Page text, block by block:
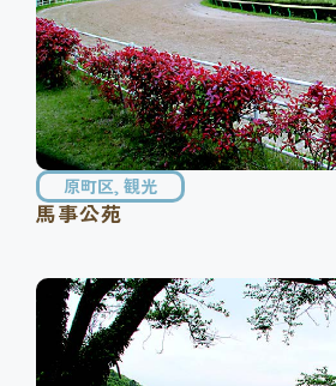
原町区, 観光
馬事公苑